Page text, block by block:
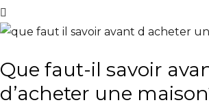
Que faut-il savoir
d’acheter une